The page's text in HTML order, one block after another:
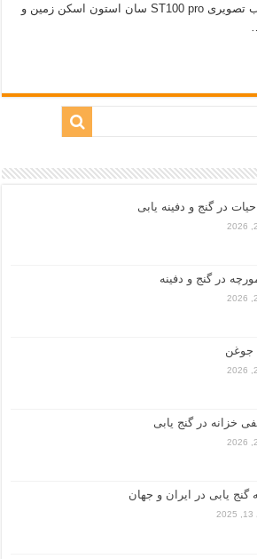
میباشد. ویژگی های فلزیاب تصویری ST100 pro سان استون اسکن زمین و
در گنج و دفینه یابی
در گنج و دفینه
جوغن
خزانه در گنج یابی
گنج‌ یابی در ایران و جهان